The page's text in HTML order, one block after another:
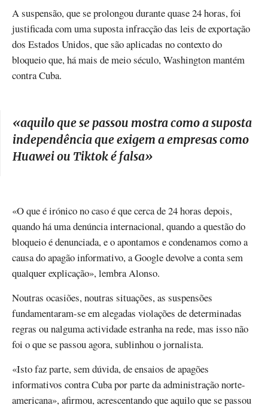
A suspensão, que se prolongou durante quase 24 horas, foi
justificada com uma suposta infracção das leis de exportação
dos Estados Unidos, que são aplicadas no contexto do
bloqueio que, há mais de meio século, Washington mantém
contra Cuba.
«aquilo que se passou mostra como a suposta
independência que exigem a empresas como
Huawei ou Tiktok é falsa»
«O que é irónico no caso é que cerca de 24 horas depois,
quando há uma denúncia internacional, quando a questão do
bloqueio é denunciada, e o apontamos e condenamos como a
causa do apagão informativo, a Google devolve a conta sem
qualquer explicação», lembra Alonso.
Noutras ocasiões, noutras situações, as suspensões
fundamentaram-se em alegadas violações de determinadas
regras ou nalguma actividade estranha na rede, mas isso não
foi o que se passou agora, sublinhou o jornalista.
«Isto faz parte, sem dúvida, de ensaios de apagões
informativos contra Cuba por parte da administração norte-
americana», afirmou, acrescentando que aquilo que se passou